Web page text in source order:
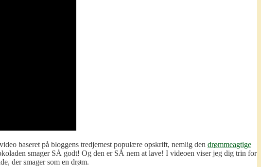
baseret på bloggens tredjemest populære opskrift, nemlig den drømmeagtige
smager SÅ godt! Og den er SÅ nem at lave! I videoen viser jeg dig trin for
der smager som en drøm.